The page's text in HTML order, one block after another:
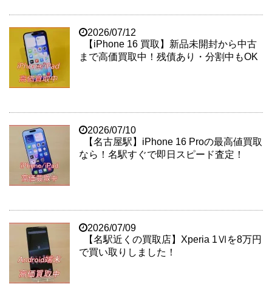
2026/07/12
【iPhone 16 買取】新品未開封から中古
まで高価買取中！残債あり・分割中もOK
2026/07/10
【名古屋駅】iPhone 16 Proの最高値買取
なら！名駅すぐで即日スピード査定！
2026/07/09
【名駅近くの買取店】Xperia 1Ⅵを8万円
で買い取りしました！